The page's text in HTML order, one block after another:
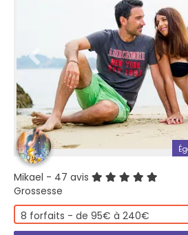
Mikael - 47 avis
Grossesse
8 forfaits - de 95€ à 240€